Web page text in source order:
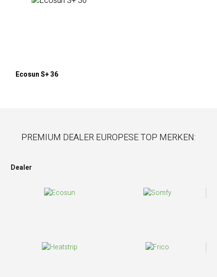
Ecosun S+ 36
PREMIUM DEALER EUROPESE TOP MERKEN:
Dealer